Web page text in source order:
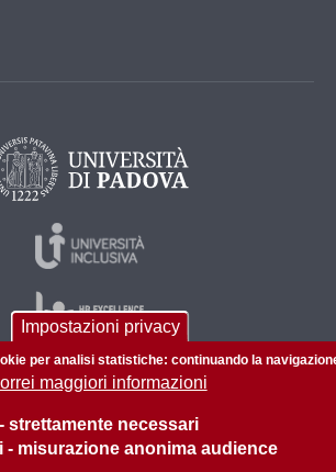
Impostazioni privacy
per analisi statistiche: continuando la
maggiori informazioni
strettamente necessari
- misurazione anonima audience